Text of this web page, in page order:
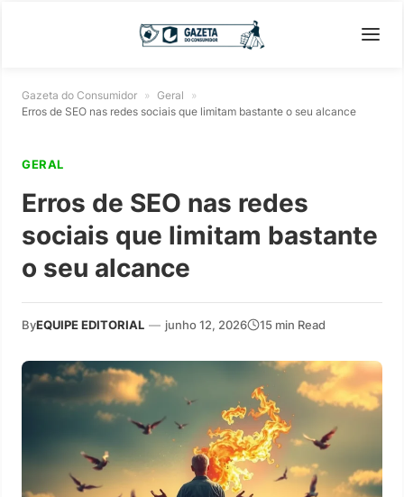
Gazeta do Consumidor » Geral
»
Erros de SEO nas redes sociais que limitam bastante o seu alcance
GERAL
Erros de SEO nas redes
sociais que limitam bastante
o seu alcance
ByEQUIPE EDITORIAL — junho 12, 2026 15 min Read